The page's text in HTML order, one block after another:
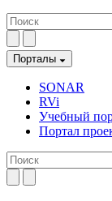
Порталы
SONAR
RVi
Учебный
Портал